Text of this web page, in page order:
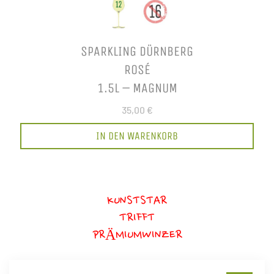
SPARKLING DÜRNBERG
ROSÉ
1.5L – MAGNUM
35,00 €
IN DEN WARENKORB
KUNSTSTAR
TRIFFT
PRÄMIUMWINZER